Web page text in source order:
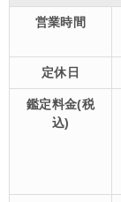
営業時間
定休日
鑑定料金(税
込)